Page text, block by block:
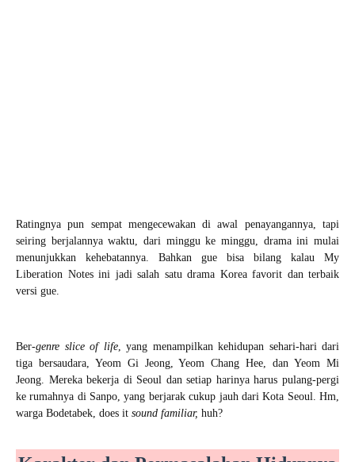
Ratingnya pun sempat mengecewakan di awal penayangannya, tapi
seiring berjalannya waktu, dari minggu ke minggu, drama ini mulai
menunjukkan kehebatannya. Bahkan gue bisa bilang kalau My
Liberation Notes ini jadi salah satu drama Korea favorit dan terbaik
versi gue.
Ber-genre slice of life, yang menampilkan kehidupan sehari-hari dari
tiga bersaudara, Yeom Gi Jeong, Yeom Chang Hee, dan Yeom Mi
Jeong. Mereka bekerja di Seoul dan setiap harinya harus pulang-pergi
ke rumahnya di Sanpo, yang berjarak cukup jauh dari Kota Seoul. Hm,
warga Bodetabek, does it sound familiar, huh?